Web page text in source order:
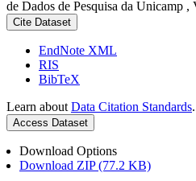
de Dados de Pesquisa da Unicamp ,
Cite Dataset
EndNote XML
RIS
BibTeX
Learn about Data Citation Standards.
Access Dataset
Download Options
Download ZIP (77.2 KB)